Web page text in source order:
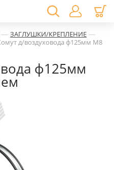
— ЗАГЛУШКИ/КРЕПЛЕНИЕ —
д/воздуховода ф125мм М8
ф125мм